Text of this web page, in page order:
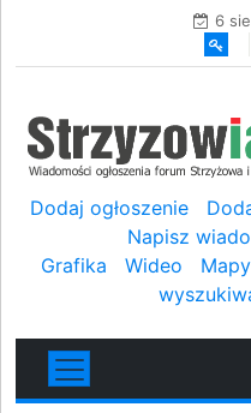
6
Dodaj ogłoszenie
Napisz
Grafika
Wideo Mapy